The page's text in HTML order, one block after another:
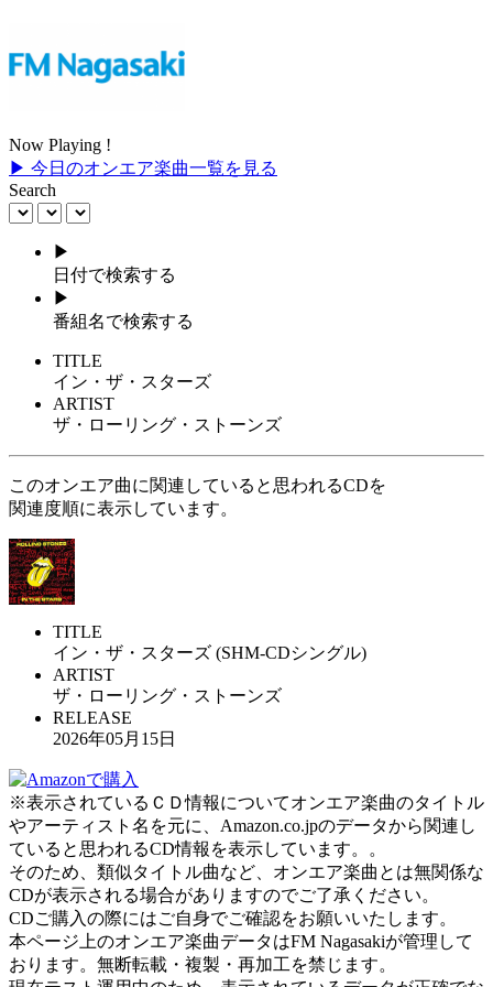
Now Playing !
▶ 今日のオンエア楽曲一覧を見る
Search
▶
日付で検索する
▶
番組名で検索する
TITLE
イン・ザ・スターズ
ARTIST
ザ・ローリング・ストーンズ
このオンエア曲に関連していると思われるCDを
関連度順に表示しています。
TITLE
イン・ザ・スターズ (SHM-CDシングル)
ARTIST
ザ・ローリング・ストーンズ
RELEASE
2026年05月15日
※表示されているＣＤ情報についてオンエア楽曲のタイトル
やアーティスト名を元に、Amazon.co.jpのデータから関連し
ていると思われるCD情報を表示しています。。
そのため、類似タイトル曲など、オンエア楽曲とは無関係な
CDが表示される場合がありますのでご了承ください。
CDご購入の際にはご自身でご確認をお願いいたします。
本ページ上のオンエア楽曲データはFM Nagasakiが管理して
おります。無断転載・複製・再加工を禁じます。